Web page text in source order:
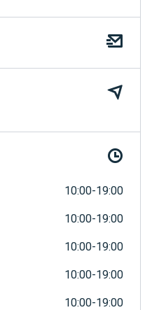
10:00-19:00
10:00-19:00
10:00-19:00
10:00-19:00
10:00-19:00